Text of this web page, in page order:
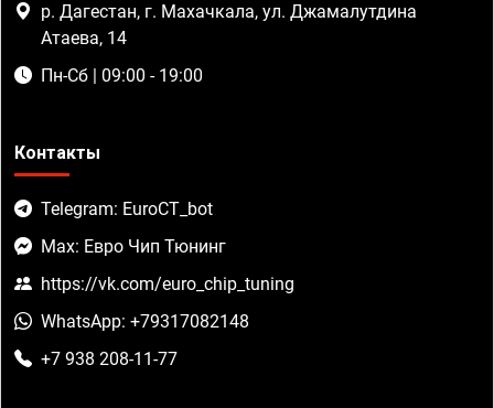
р. Дагестан, г. Махачкала, ул. Джамалутдина
Атаева, 14
Пн-Сб | 09:00 - 19:00
Контакты
Telegram: EuroCT_bot
Max: Евро Чип Тюнинг
https://vk.com/euro_chip_tuning
WhatsApp: +79317082148
+7 938 208-11-77